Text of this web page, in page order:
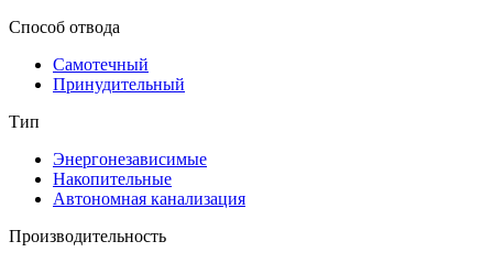
Способ отвода
Самотечный
Принудительный
Тип
Энергонезависимые
Накопительные
Автономная канализация
Производительность